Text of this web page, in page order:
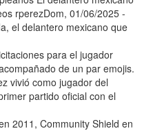
rperezDom, 01/06/2025 -
el delantero mexicano que
para el jugador
de un par emojis.
vivió como jugador del
partido oficial con el
2011, Community Shield en